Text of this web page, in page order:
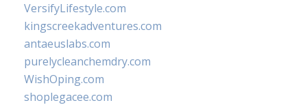
VersifyLifestyle.com
kingscreekadventures.com
antaeuslabs.com
purelycleanchemdry.com
WishOping.com
shoplegacee.com